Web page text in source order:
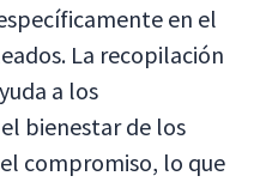
en el
La recopilación
a los
bienestar de los
compromiso, lo que